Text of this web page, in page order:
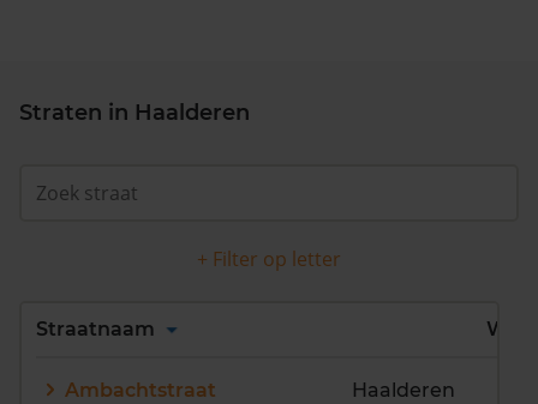
Straten in Haalderen
+ Filter op letter
Alles
Straatnaam Wijk
Ambachtstraat Haalderen